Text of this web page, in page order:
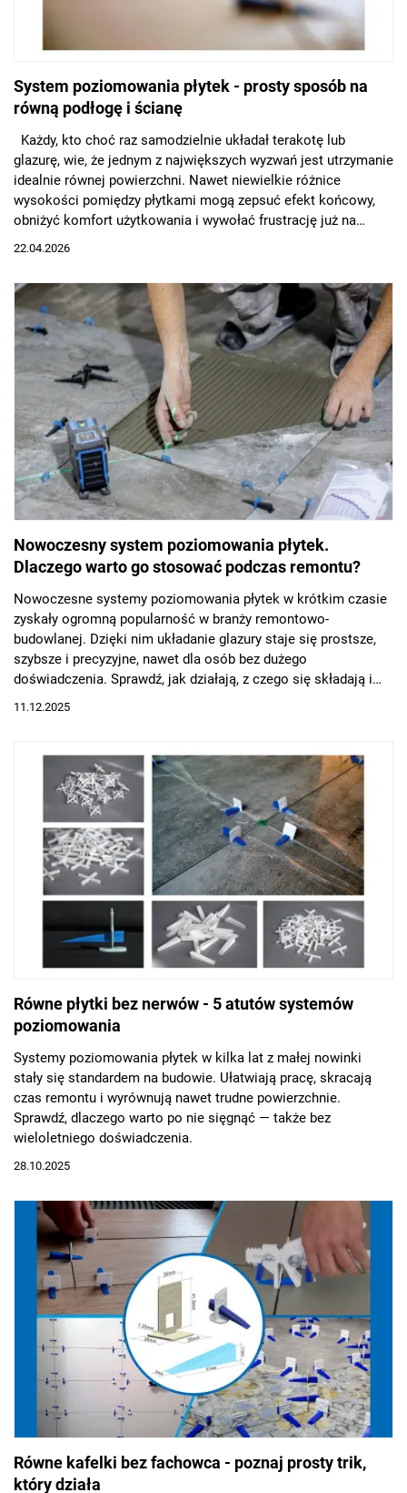
System poziomowania płytek - prosty sposób na
równą podłogę i ścianę
Każdy, kto choć raz samodzielnie układał terakotę lub
glazurę, wie, że jednym z największych wyzwań jest utrzymanie
idealnie równej powierzchni. Nawet niewielkie różnice
wysokości pomiędzy płytkami mogą zepsuć efekt końcowy,
obniżyć komfort użytkowania i wywołać frustrację już na
etapie prac. Właśnie dlatego system poziomowania płytek stał
fachowcy, ale również osoby wykonujące remont
samodzielnie.
22.04.2026
Nowoczesny system poziomowania płytek.
Dlaczego warto go stosować podczas remontu?
Nowoczesne systemy poziomowania płytek w krótkim czasie
zyskały ogromną popularność w branży remontowo-
budowlanej. Dzięki nim układanie glazury staje się prostsze,
szybsze i precyzyjne, nawet dla osób bez dużego
doświadczenia. Sprawdź, jak działają, z czego się składają i
dlaczego coraz częściej zastępują tradycyjne krzyżyki.
11.12.2025
Równe płytki bez nerwów - 5 atutów systemów
poziomowania
Systemy poziomowania płytek w kilka lat z małej nowinki
stały się standardem na budowie. Ułatwiają pracę, skracają
czas remontu i wyrównują nawet trudne powierzchnie.
Sprawdź, dlaczego warto po nie sięgnąć — także bez
wieloletniego doświadczenia.
28.10.2025
Równe kafelki bez fachowca - poznaj prosty trik,
który działa